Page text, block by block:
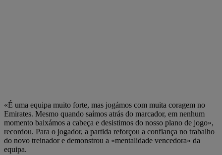
«É uma equipa muito forte, mas jogámos com muita coragem no
Emirates. Mesmo quando saímos atrás do marcador, em nenhum
momento baixámos a cabeça e desistimos do nosso plano de jogo»,
recordou. Para o jogador, a partida reforçou a confiança no trabalho
do novo treinador e demonstrou a «mentalidade vencedora» da
equipa.